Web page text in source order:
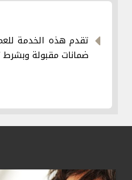
تقدم هذه الخدمة
ضمانات مقبولة